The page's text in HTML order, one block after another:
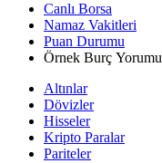
Canlı Borsa
Namaz Vakitleri
Puan Durumu
Örnek Burç Yorumu
Altınlar
Dövizler
Hisseler
Kripto Paralar
Pariteler